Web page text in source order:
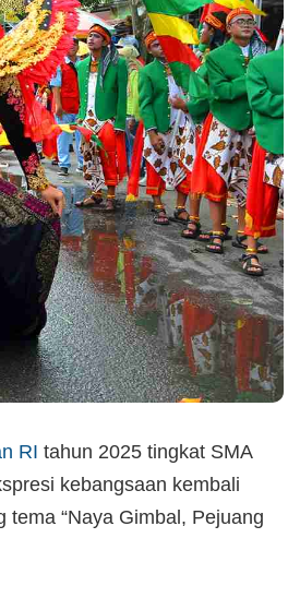
RI tahun 2025 tingkat SMA
kebangsaan kembali
“Naya Gimbal, Pejuang